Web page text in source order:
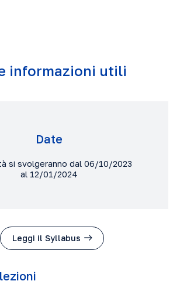
informazioni utili
Date
si svolgeranno dal 06/10/2023
al 12/01/2024
Leggi il Syllabus